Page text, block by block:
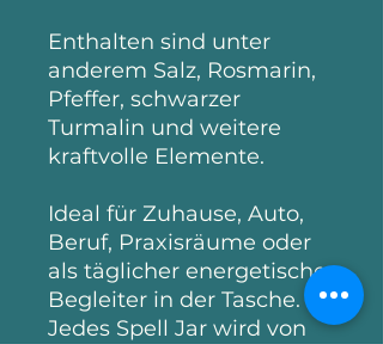
Enthalten sind unter
anderem Salz, Rosmarin,
Pfeffer, schwarzer
Turmalin und weitere
kraftvolle Elemente.
Ideal für Zuhause, Auto,
Beruf, Praxisräume oder
als täglicher energetischer
Begleiter in der Tasche.
Jedes Spell Jar wird von